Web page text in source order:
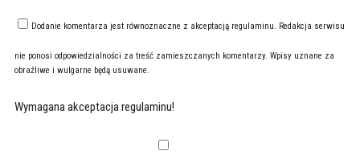
Dodanie komentarza jest równoznaczne z akceptacją regulaminu. Redakcja serwisu
nie ponosi odpowiedzialności za treść zamieszczanych komentarzy. Wpisy uznane za
obraźliwe i wulgarne będą usuwane.
Wymagana akceptacja regulaminu!